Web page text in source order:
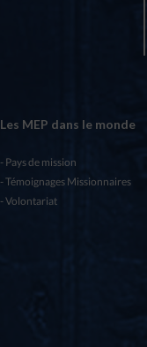
Les MEP dans le monde
Pays de mission
Témoignages Missionnaires
Volontariat